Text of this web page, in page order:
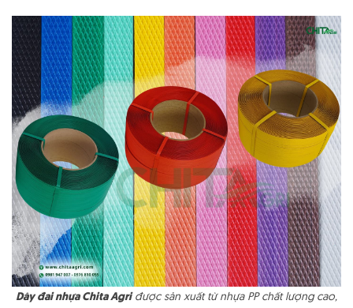
Dây đai nhựa Chita Agriđược sản xuất từ nhựa PP chất lượng cao,